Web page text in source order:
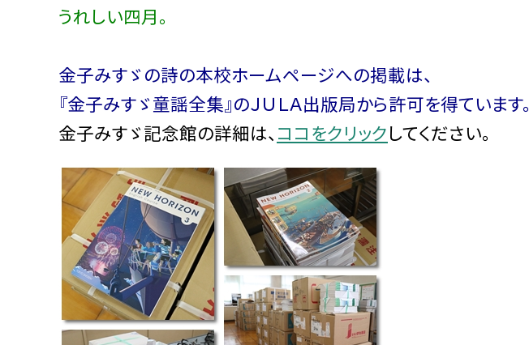
うれしい四月。
金子みすゞの詩の本校ホームページへの掲載は、
『金子みすゞ童謡全集』のＪＵＬＡ出版局から許可を得ています。
金子みすゞ記念館の詳細は、ココをクリックしてください。